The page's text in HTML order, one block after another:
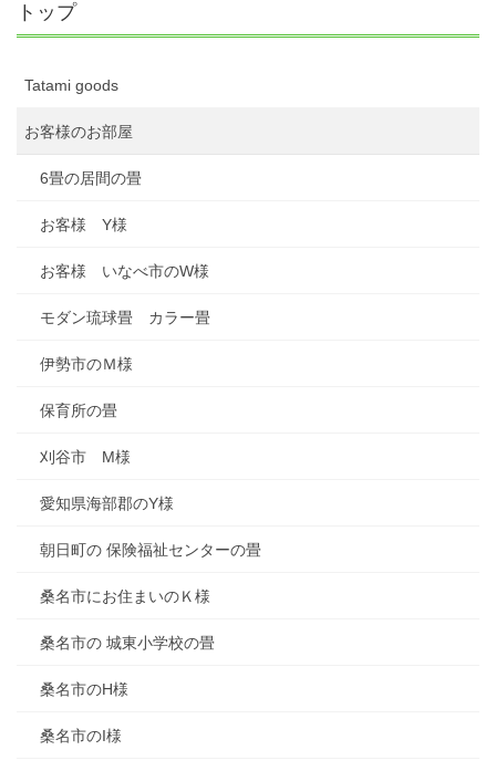
トップ
Tatami goods
お客様のお部屋
6畳の居間の畳
お客様 Y様
お客様 いなべ市のW様
モダン琉球畳 カラー畳
伊勢市のＭ様
保育所の畳
刈谷市 M様
愛知県海部郡のY様
朝日町の 保険福祉センターの畳
桑名市にお住まいのＫ様
桑名市の 城東小学校の畳
桑名市のH様
桑名市のI様